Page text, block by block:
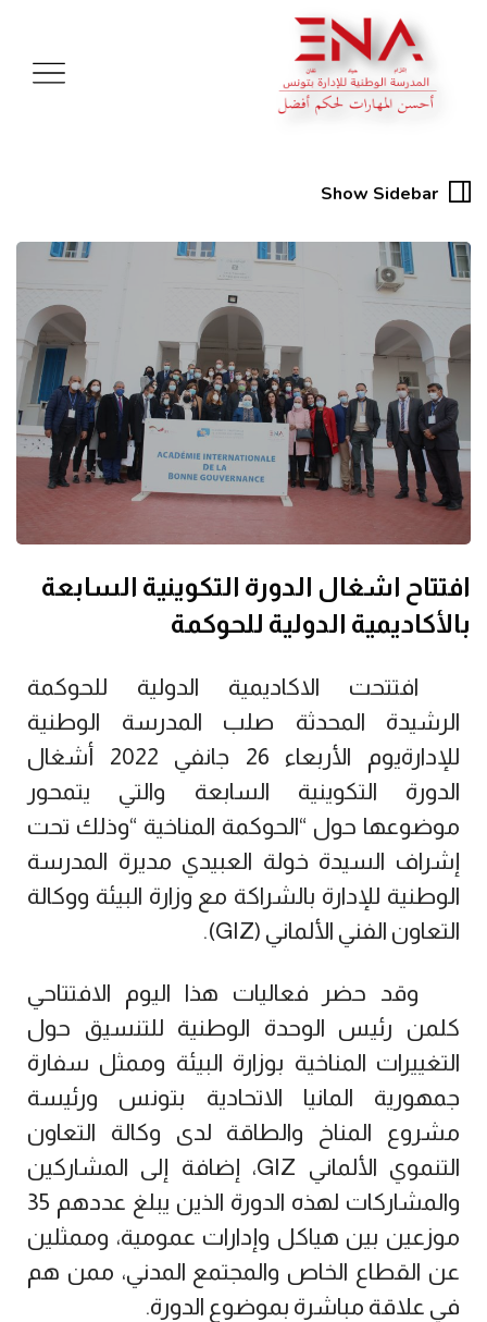
Show Sidebar
افتتاح اشغال الدورة التكوينية السابعة
بالأكاديمية الدولية للحوكمة
افتتحت الاكاديمية الدولية للحوكمة
الرشيدة المحدثة صلب المدرسة الوطنية
للإدارةيوم الأربعاء 26 جانفي 2022 أشغال
الدورة التكوينية السابعة والتي يتمحور
موضوعها حول “الحوكمة المناخية “وذلك تحت
إشراف السيدة خولة العبيدي مديرة المدرسة
الوطنية للإدارة بالشراكة مع وزارة البيئة ووكالة
التعاون الفني الألماني (GIZ)
.
وقد حضر فعاليات هذا اليوم الافتتاحي
كلمن رئيس الوحدة الوطنية للتنسيق حول
التغييرات المناخية بوزارة البيئة وممثل سفارة
جمهورية المانيا الاتحادية بتونس ورئيسة
مشروع المناخ والطاقة لدى وكالة التعاون
التنموي الألماني GIZ، إضافة إلى المشاركين
والمشاركات لهذه الدورة الذين يبلغ عددهم 35
موزعين بين هياكل وإدارات عمومية، وممثلين
عن القطاع الخاص والمجتمع المدني، ممن هم
في علاقة مباشرة بموضوع الدورة.